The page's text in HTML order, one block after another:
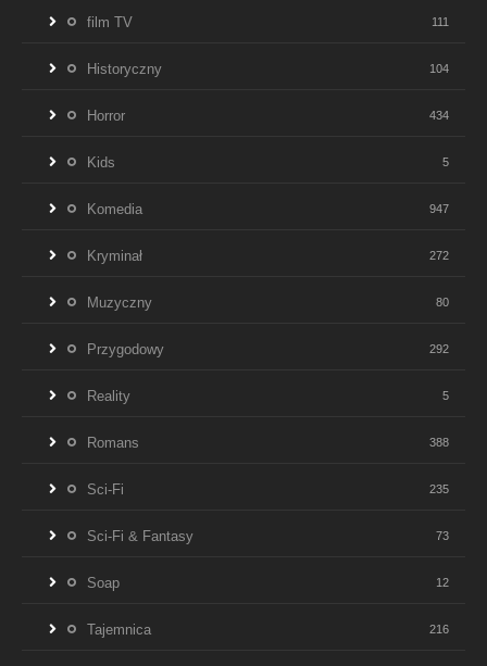
film TV 111
Historyczny 104
Horror 434
Kids 5
Komedia 947
Kryminał 272
Muzyczny 80
Przygodowy 292
Reality 5
Romans 388
Sci-Fi 235
Sci-Fi & Fantasy 73
Soap 12
Tajemnica 216